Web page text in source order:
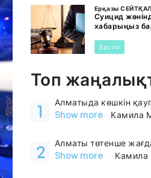
Ерқазы
Суицид
хабарыңыз
Басты
Топ
1
Алматыда көшкін
Show more
Камила
2
Алматы төтенше
Show more
Камила